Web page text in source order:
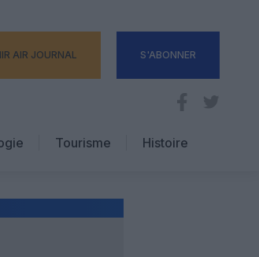
AIR JOURNAL S'ABONNER
Tourisme
Hôtellerie
Histoire